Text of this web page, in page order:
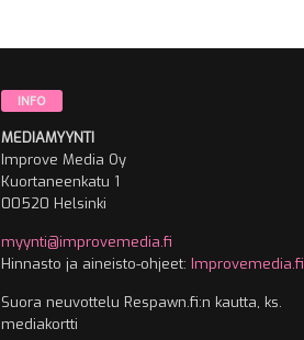
INFO
MEDIAMYYNTI
Improve Media Oy
Kuortaneenkatu 1
00520 Helsinki
myynti@improvemedia.fi
Hinnasto ja aineisto-ohjeet: Improvemedia.fi
Suora neuvottelu Respawn.fi:n kautta, ks.
mediakortti